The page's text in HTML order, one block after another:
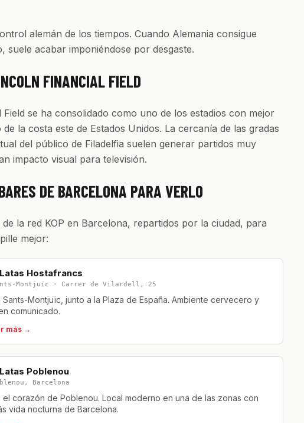
alemán de los tiempos. Cuando Alemania consigue
suele acabar imponiéndose por desgaste.
FINANCIAL FIELD
Field se ha consolidado como uno de los estadios con mejor
la costa este de Estados Unidos. La cercanía de las gradas
del público de Filadelfia suelen generar partidos muy
impacto visual para televisión.
DE BARCELONA PARA VERLO
la red KOP en Barcelona, repartidos por la ciudad, para
mejor:
Hostafrancs
Montjuïc · Carrer de Vilardell, 25
Sants-Montjuïc, junto a la Plaza de España. Ambiente cervecero y
comunicado.
más →
Poblenou
Barcelona
el corazón de Poblenou. Local moderno en una de las zonas con
vida nocturna de Barcelona.